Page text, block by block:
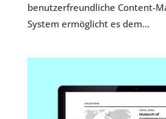
benutzerfreundliche Content-
System ermöglicht es dem...